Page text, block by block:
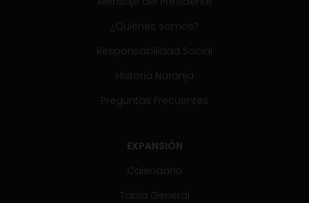
¿Quiénes somos?
Responsabilidad Social
Historia Naranja
Preguntas Frecuentes
EXPANSIÓN
Calendario
Tabla General